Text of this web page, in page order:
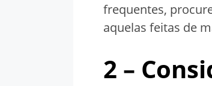
frequentes,
aquelas feitas de
2 –